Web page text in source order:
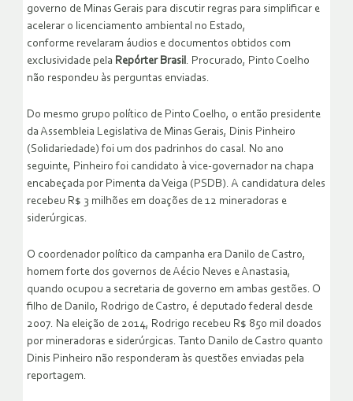
governo de Minas Gerais para discutir regras para simplificar e
acelerar o licenciamento ambiental no Estado,
conforme revelaram áudios e documentos obtidos com
exclusividade pela Repórter Brasil. Procurado, Pinto Coelho
não respondeu às perguntas enviadas.
Do mesmo grupo político de Pinto Coelho, o então presidente
da Assembleia Legislativa de Minas Gerais, Dinis Pinheiro
(Solidariedade) foi um dos padrinhos do casal. No ano
seguinte, Pinheiro foi candidato à vice-governador na chapa
encabeçada por Pimenta da Veiga (PSDB). A candidatura deles
recebeu R$ 3 milhões em doações de 12 mineradoras e
siderúrgicas.
O coordenador político da campanha era Danilo de Castro,
homem forte dos governos de Aécio Neves e Anastasia,
quando ocupou a secretaria de governo em ambas gestões. O
filho de Danilo, Rodrigo de Castro, é deputado federal desde
2007. Na eleição de 2014, Rodrigo recebeu R$ 850 mil doados
por mineradoras e siderúrgicas. Tanto Danilo de Castro quanto
Dinis Pinheiro não responderam às questões enviadas pela
reportagem.